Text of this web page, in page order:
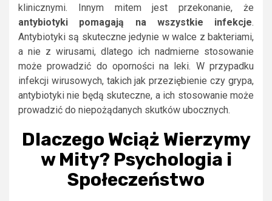
klinicznymi. Innym mitem jest przekonanie, że
antybiotyki pomagają na wszystkie infekcje.
Antybiotyki są skuteczne jedynie w walce z bakteriami,
a nie z wirusami, dlatego ich nadmierne stosowanie
może prowadzić do oporności na leki. W przypadku
infekcji wirusowych, takich jak przeziębienie czy grypa,
antybiotyki nie będą skuteczne, a ich stosowanie może
prowadzić do niepożądanych skutków ubocznych.
Dlaczego Wciąż Wierzymy
w Mity? Psychologia i
Społeczeństwo